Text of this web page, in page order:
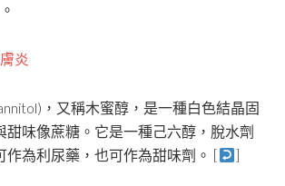
炎
，又稱木蜜醇，是一種白色結晶固
甜味像蔗糖。它是一種己六醇，脫水劑
作為利尿藥，也可作為甜味劑。 [
]